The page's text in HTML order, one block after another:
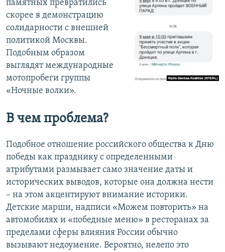
памятных превратились
скорее в демонстрацию
солидарности с внешней
политикой Москвы.
Подобным образом
выглядят международные
мотопробеги группы
«Ночные волки».
В чем проблема?
Подобное отношение российского общества к Дню
победы как празднику с определенными
атрибутами размывает само значение даты и
исторических выводов, которые она должна нести
– на этом акцентируют внимание историки.
Детские марши, надписи «Можем повторить» на
автомобилях и «победные меню» в ресторанах за
пределами сферы влияния России обычно
вызывают недоумение. Вероятно, нелепо это